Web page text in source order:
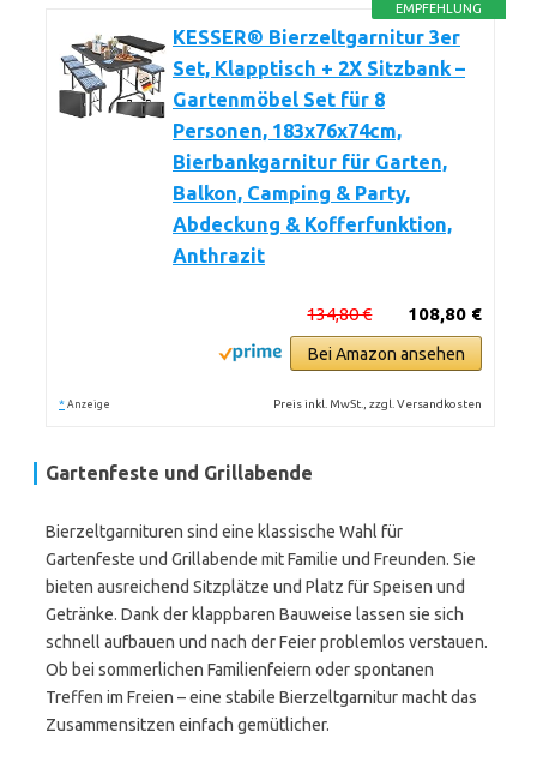
EMPFEHLUNG
KESSER® Bierzeltgarnitur 3er
Set, Klapptisch + 2X Sitzbank –
Gartenmöbel Set für 8
Personen, 183x76x74cm,
Bierbankgarnitur für Garten,
Balkon, Camping & Party,
Abdeckung & Kofferfunktion,
Anthrazit
108,80 €
134,80 €
Bei Amazon ansehen
* Anzeige Preis inkl. MwSt., zzgl. Versandkosten
Gartenfeste und Grillabende
Bierzeltgarnituren sind eine klassische Wahl für
Gartenfeste und Grillabende mit Familie und Freunden. Sie
bieten ausreichend Sitzplätze und Platz für Speisen und
Getränke. Dank der klappbaren Bauweise lassen sie sich
schnell aufbauen und nach der Feier problemlos verstauen.
Ob bei sommerlichen Familienfeiern oder spontanen
Treffen im Freien – eine stabile Bierzeltgarnitur macht das
Zusammensitzen einfach gemütlicher.